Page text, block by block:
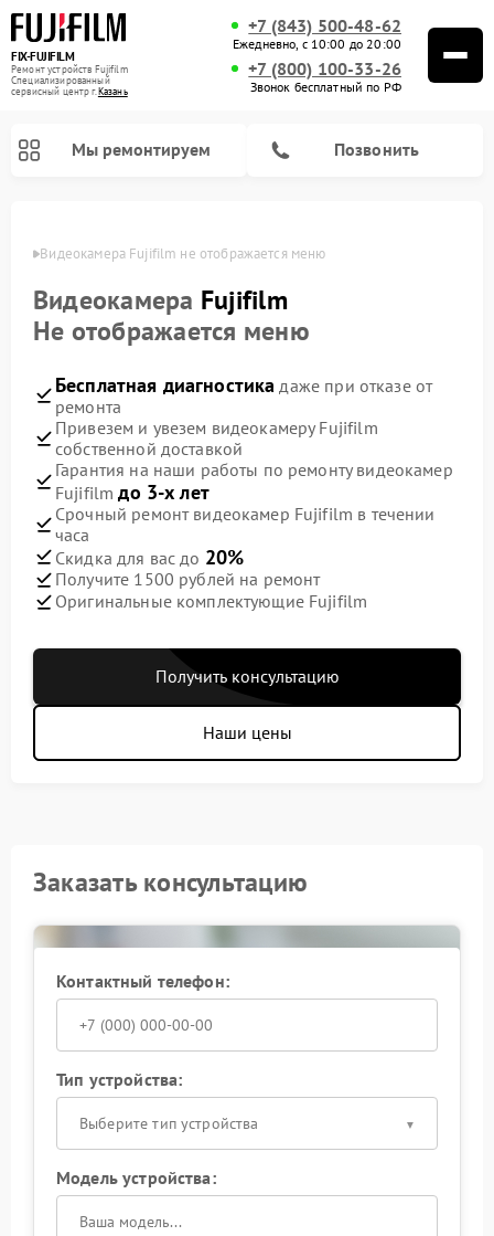
FIX-FUJIFILM
Ремонт устройств Fujifilm
Специализированный
cервисный центр г.Казань
+7 (843) 500-48-62
Ежедневно, с 10:00 до 20:00
+7 (800) 100-33-26
Звонок бесплатный по РФ
Мы ремонтируем Позвонить
Видеокамера Fujifilm не отображается меню
Видеокамера Fujifilm
Не отображается меню
Бесплатная диагностика даже при отказе от
ремонта
Привезем и увезем видеокамеру Fujifilm
собственной доставкой
Гарантия на наши работы по ремонту видеокамер
Fujifilmдо 3-х лет
Срочный ремонт видеокамер Fujifilm в течении
часа
Скидка для вас до 20%
Получите 1500 рублей на ремонт
Оригинальные комплектующие Fujifilm
Получить консультацию
Наши цены
Заказать консультацию
Контактный телефон:
Тип устройства:
Выберите тип устройства
Модель устройства: